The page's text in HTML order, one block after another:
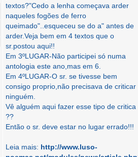
textos?"Cedo a lenha começava arder
naqueles fogões de ferro
queimado"..esqueceu se do a" antes de
arder.Veja bem em 4 textos que o
sr.postou aqui!!
Em 3ºLUGAR-Não participei só numa
antologia este ano,mas em 6.
Em 4ºLUGAR-O sr. se tivesse bem
consigo proprio,não precisava de criticar
ninguém.
Vê alguém aqui fazer esse tipo de critica
??
Então o sr. deve estar no lugar errado!!!
Leia mais: http://www.luso-